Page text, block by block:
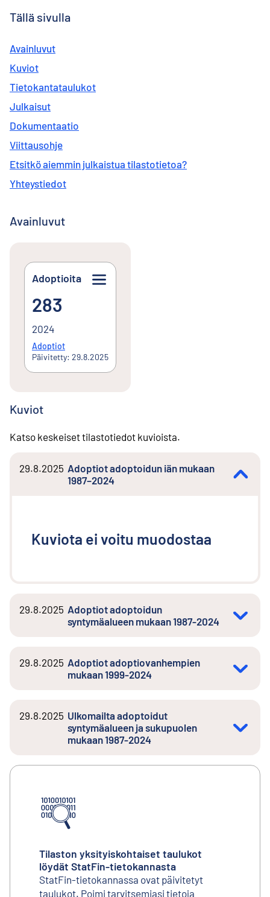
Tällä sivulla
Avainluvut
Kuviot
Tietokantataulukot
Julkaisut
Dokumentaatio
Viittausohje
Etsitkö aiemmin julkaistua tilastotietoa?
Yhteystiedot
Avainluvut
Adoptioita
283
283
2024
Adoptiot
Päivitetty: 29.8.2025
Kuviot
Katso keskeiset tilastotiedot kuvioista.
29.8.2025 Adoptiot adoptoidun iän mukaan
1987–2024
Kuviota ei voitu muodostaa
29.8.2025 Adoptiot adoptoidun
syntymäalueen mukaan 1987-2024
29.8.2025 Adoptiot adoptiovanhempien
mukaan 1999-2024
29.8.2025 Ulkomailta adoptoidut
syntymäalueen ja sukupuolen
mukaan 1987-2024
Tilaston yksityiskohtaiset taulukot
löydät StatFin-tietokannasta
StatFin-tietokannassa ovat päivitetyt
taulukot. Poimi tarvitsemiasi tietoja